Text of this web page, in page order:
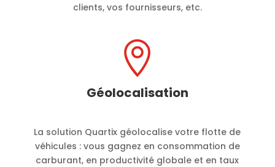
clients, vos fournisseurs, etc.

Géolocalisation
La solution Quartix géolocalise votre flotte de
véhicules : vous gagnez en consommation de
carburant, en productivité globale et en taux